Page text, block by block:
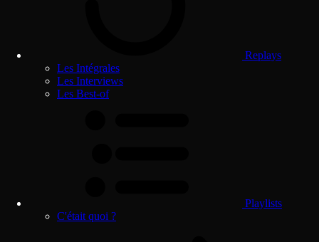
Replays
Les Intégrales
Les Interviews
Les Best-of
Playlists
C'était quoi ?